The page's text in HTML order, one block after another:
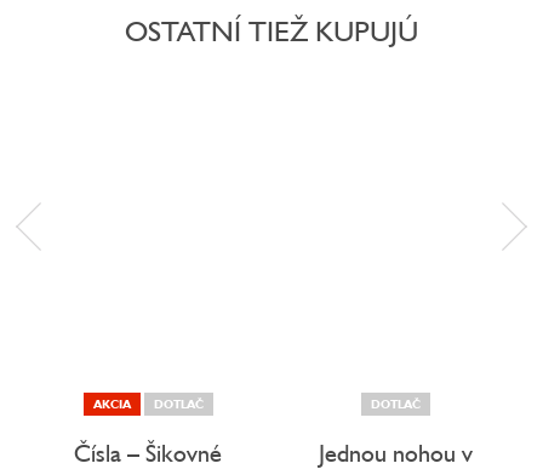
OSTATNÍ TIEŽ KUPUJÚ
AKCIA DOTLAČ
Čísla – Šikovné
DOTLAČ
Jednou nohou v